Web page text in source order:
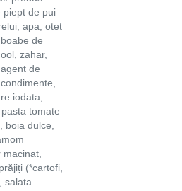
piept de pui
apa, otet
de
zahar,
de
iodata,
tomate
boia dulce,
(*cartofi,
salata